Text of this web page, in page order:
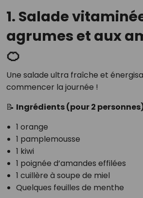
1. Salade
agrumes et aux
🍊
Une salade ultra fraîche et
commencer la journée !
📝 Ingrédients (pour 2
1 orange
1 pamplemousse
1 kiwi
1 poignée d’amandes effilées
1 cuillère à soupe de miel
Quelques feuilles de menthe